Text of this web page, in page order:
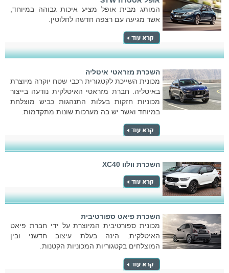
המותג מבית אופל מציע איכות גבוהה במיוחד,
אשר מגיעה עם רצפה חדשה לחלוטין.
השכרת מזראטי איטליה
מכונית השייכת לקטגורית רכבי שטח יוקרה מיוצרת
באיטליה. חברת מזראטי האיטלקית נודעה בייצור
מכוניות חזקות בעלות התנהגות כביש מוצלחת
במיוחד ואשר יש בה מערכות שונות מתקדמות.
השכרת וולוו XC40
השכרת פיאט ספורטיבית
מכונית ספורטיבית המיוצרת על ידי חברת פיאט
האיטלקית. הינה בעלת עיצוב חדשני ובין
המוצלחים בקטגוריות המכוניות הקטנות.